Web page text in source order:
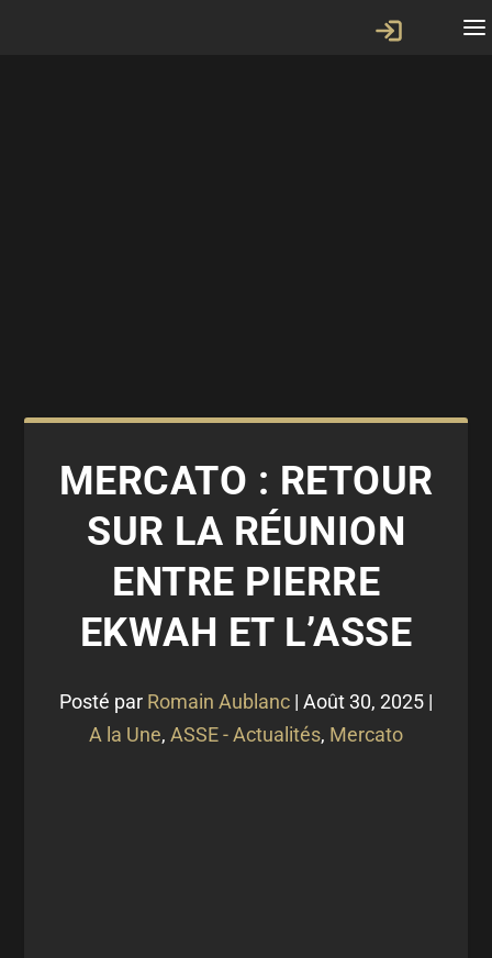
MERCATO : RETOUR
SUR LA RÉUNION
ENTRE PIERRE
EKWAH ET L’ASSE
Posté par Romain Aublanc | Août 30, 2025 |
A la Une, ASSE - Actualités, Mercato